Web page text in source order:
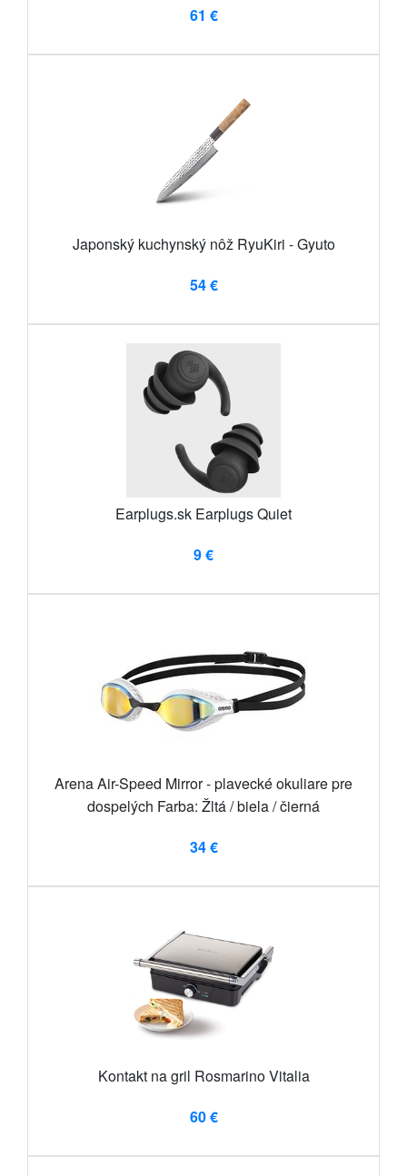
61 €
Japonský kuchynský nôž RyuKiri - Gyuto
54 €
Earplugs.sk Earplugs Quiet
9 €
Arena Air-Speed Mirror ​​- plavecké okuliare pre
dospelých Farba: Žltá / biela / čierná
34 €
Kontakt na gril Rosmarino Vitalia
60 €